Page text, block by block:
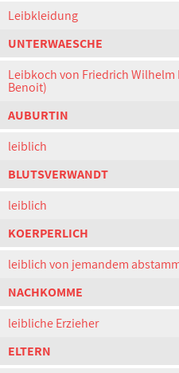
Leibkleidung
UNTERWAESCHE
Leibkoch von Friedrich Wilhelm
Benoit)
AUBURTIN
leiblich
BLUTSVERWANDT
leiblich
KOERPERLICH
leiblich von jemandem
NACHKOMME
leibliche Erzieher
ELTERN